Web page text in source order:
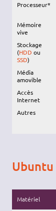
Processeur*
Mémoire
vive
Stockage
(HDD ou
SSD)
Média
amovible
Accès
Internet
Autres
Ubuntu
Matériel